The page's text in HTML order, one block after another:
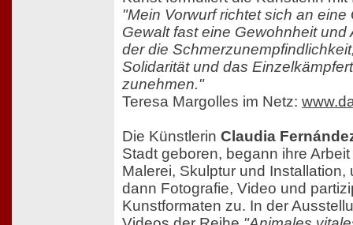
"Mein Vorwurf richtet sich an
Gewalt fast eine Gewohnheit und
der die
Solidarität und das
zunehmen."
Teresa Margolles im Netz:
Die Künstlerin Claudia
Stadt geboren, begann ihre
Malerei, Skulptur und Installation,
dann Fotografie, Video und
Kunstformaten zu. In der